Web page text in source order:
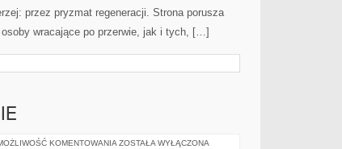
przez pryzmat regeneracji. Strona porusza
wracające po przerwie, jak i tych, […]
KOMENTOWANIA CZYTELNICY
ZOSTAŁA WYŁĄCZONA